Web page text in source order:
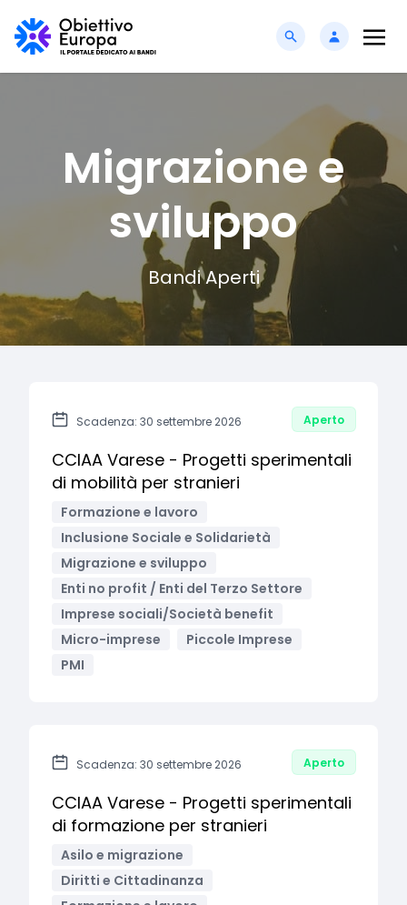
Migrazione e
sviluppo
Bandi Aperti
Scadenza: 30 settembre 2026 Aperto
CCIAA Varese - Progetti sperimentali
di mobilità per stranieri
Formazione e lavoro
Inclusione Sociale e Solidarietà
Migrazione e sviluppo
Enti no profit / Enti del Terzo Settore
Imprese sociali/Società benefit
Micro-imprese
Piccole Imprese
PMI
Scadenza: 30 settembre 2026 Aperto
CCIAA Varese - Progetti sperimentali
di formazione per stranieri
Asilo e migrazione
Diritti e Cittadinanza